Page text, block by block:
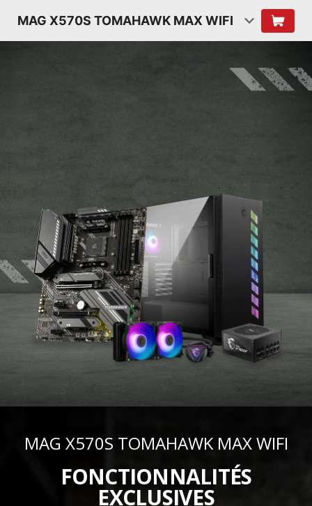
MAG X570S TOMAHAWK MAX WIFI
MAG X570S TOMAHAWK MAX WIFI
FONCTIONNALITÉS
EXCLUSIVES